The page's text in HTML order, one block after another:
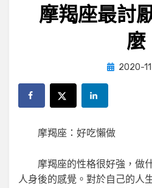
摩羯座最討
麼
by小編
Posted
2020-
摩羯座：好吃懶做
摩羯座的性格很好強，做什
人身後的感覺。對於自己的人